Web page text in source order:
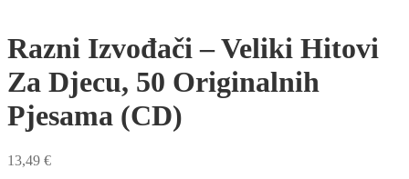
Razni Izvođači – Veliki Hitovi
Za Djecu, 50 Originalnih
Pjesama (CD)
13,49 €